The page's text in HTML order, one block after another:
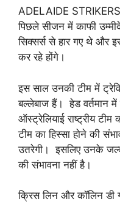
ADELAIDE
पिछले सीजन में काफी
सिक्सर्स से हार गए थे और
कर रहे होंगे।
इस साल उनकी टीम में
बल्लेबाज हैं। हेड वर्तमान
ऑस्ट्रेलियाई राष्ट्रीय
टीम का हिस्सा होने की
उतरेगी। इसलिए उनके जल्द
की संभावना नहीं है।
क्रिस लिन और कॉलिन डी